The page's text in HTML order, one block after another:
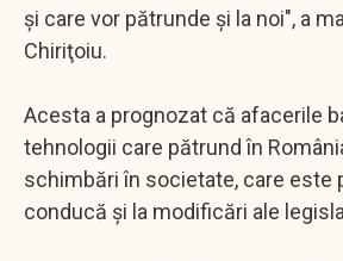
şi care vor pătrunde şi la noi", a
Chiriţoiu.
Acesta a prognozat că afacerile
tehnologii care pătrund în
schimbări în societate, care este
conducă şi la modificări ale